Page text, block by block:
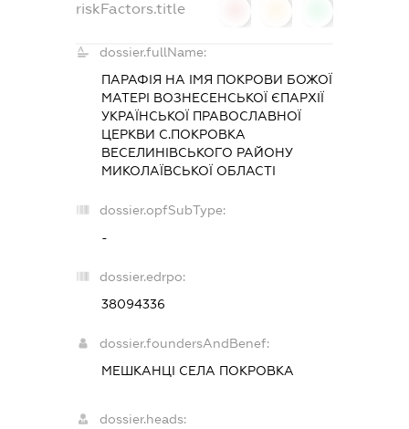
riskFactors.title
dossier.fullName:
ПАРАФІЯ НА ІМЯ ПОКРОВИ БОЖОЇ
МАТЕРІ ВОЗНЕСЕНСЬКОЇ ЄПАРХІЇ
УКРАЇНСЬКОЇ ПРАВОСЛАВНОЇ
ЦЕРКВИ С.ПОКРОВКА
ВЕСЕЛИНІВСЬКОГО РАЙОНУ
МИКОЛАЇВСЬКОЇ ОБЛАСТІ
dossier.opfSubType:
-
dossier.edrpo:
38094336
dossier.foundersAndBenef:
МЕШКАНЦІ СЕЛА ПОКРОВКА
dossier.heads: